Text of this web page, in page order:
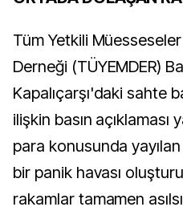
Tüm Yetkili
Derneği (TÜYEMDER)
Kapalıçarşı'daki sahte
ilişkin basın açıklaması
para konusunda
bir panik havası
rakamlar tamamen